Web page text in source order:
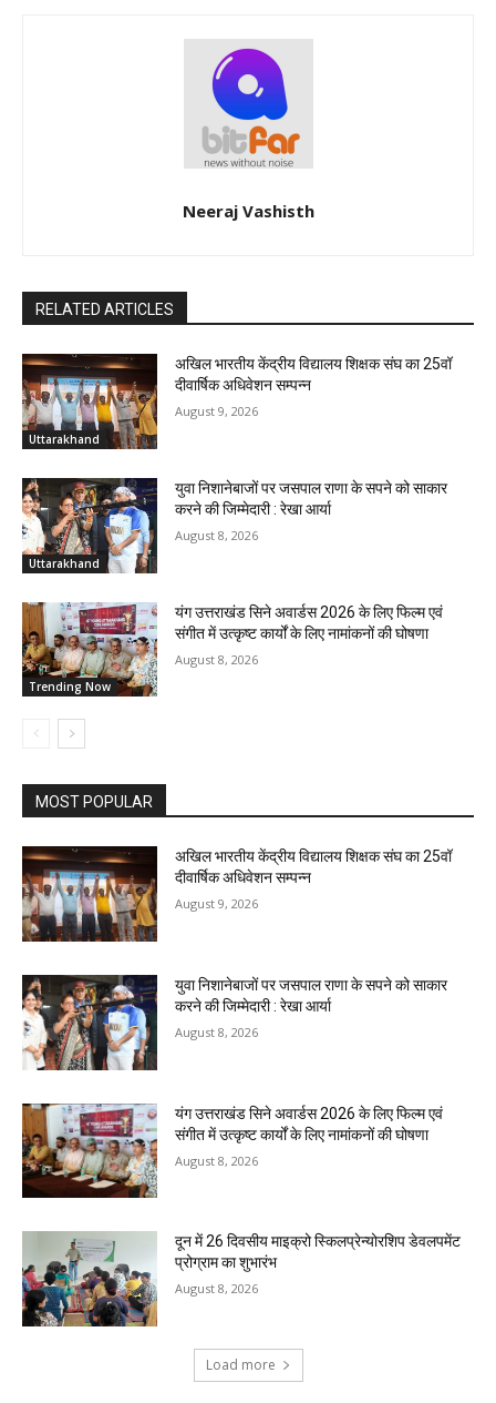
Neeraj Vashisth
RELATED ARTICLES
Uttarakhand
अखिल भारतीय केंद्रीय विद्यालय शिक्षक संघ का 25वॉ
दीवार्षिक अधिवेशन सम्पन्न
August 9, 2026
Uttarakhand
युवा निशानेबाजों पर जसपाल राणा के सपने को साकार
करने की जिम्मेदारी : रेखा आर्या
August 8, 2026
Trending Now
यंग उत्तराखंड सिने अवार्डस 2026 के लिए फिल्म एवं
संगीत में उत्कृष्ट कार्यों के लिए नामांकनों की घोषणा
August 8, 2026
MOST POPULAR
अखिल भारतीय केंद्रीय विद्यालय शिक्षक संघ का 25वॉ
दीवार्षिक अधिवेशन सम्पन्न
August 9, 2026
युवा निशानेबाजों पर जसपाल राणा के सपने को साकार
करने की जिम्मेदारी : रेखा आर्या
August 8, 2026
यंग उत्तराखंड सिने अवार्डस 2026 के लिए फिल्म एवं
संगीत में उत्कृष्ट कार्यों के लिए नामांकनों की घोषणा
August 8, 2026
दून में 26 दिवसीय माइक्रो स्किलप्रेन्योरशिप डेवलपमेंट
प्रोग्राम का शुभारंभ
August 8, 2026
Load more